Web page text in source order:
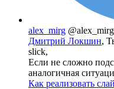
alex_mirg @alex_mirg
Дмитрий Локшин,
slick,
Если не сложно
аналогичная
Как реализовать